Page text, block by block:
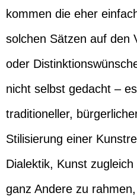
kommen die eher
solchen Sätzen auf den
oder
nicht selbst gedacht –
traditioneller,
Stilisierung einer
Dialektik, Kunst
ganz Andere zu